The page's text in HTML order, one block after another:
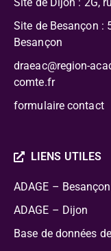
Site de Besançon :
Besançon
draeac@region-
comte.fr
formulaire contact
LIENS UTILES
ADAGE – Besançon
ADAGE – Dijon
Base de données